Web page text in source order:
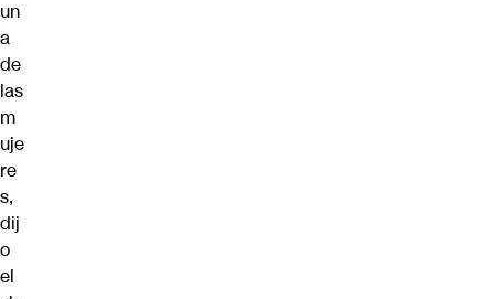
un
a
de
las
m
uje
re
s,
dij
o
el